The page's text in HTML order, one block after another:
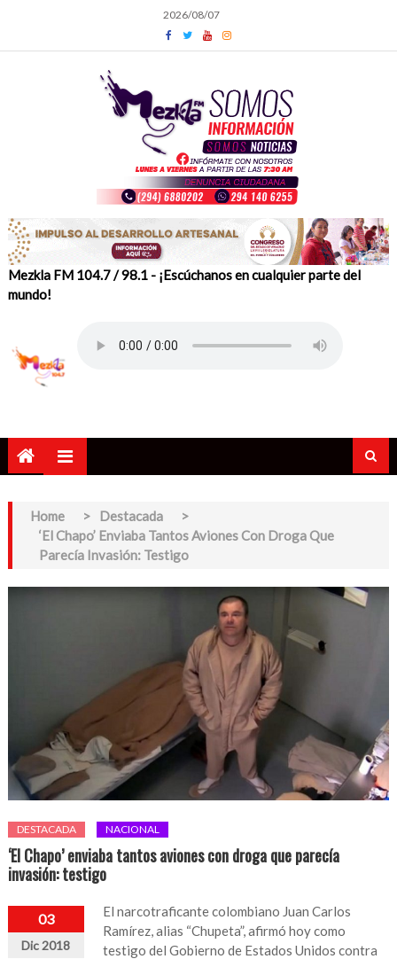
content
2026/08/07
Mezkla FM 104.7 / 98.1 - ¡Escúchanos en cualquier parte del
mundo!
Home > Destacada
>
‘El Chapo’ Enviaba Tantos Aviones Con Droga Que
Parecía Invasión: Testigo
DESTACADA NACIONAL
‘El Chapo’ enviaba tantos aviones con droga que parecía
invasión: testigo
03
Dic 2018
El narcotraficante colombiano Juan Carlos
Ramírez, alias “Chupeta”, afirmó hoy como
testigo del Gobierno de Estados Unidos contra